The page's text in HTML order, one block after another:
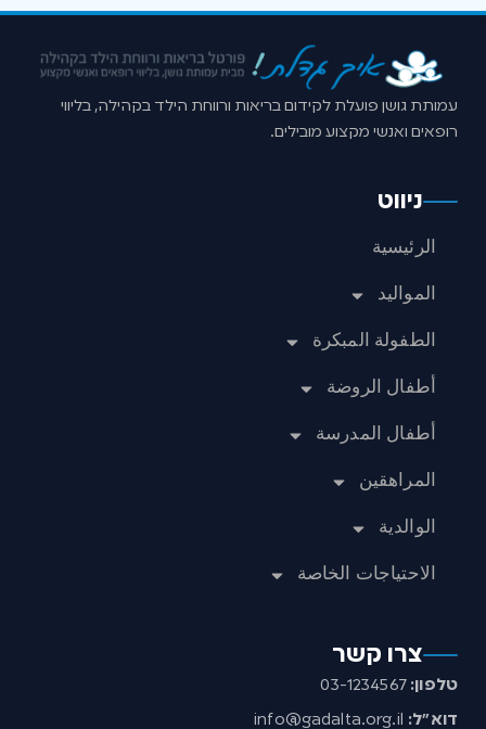
עמותת גושן פועלת לקידום בריאות ורווחת הילד בקהילה, בליווי
רופאים ואנשי מקצוע מובילים.
ניווט
الرئيسية
المواليد
الطفولة المبكرة
أطفال الروضة
أطفال المدرسة
المراهقين
الوالدية
الاحتياجات الخاصة
צרו קשר
טלפון: 03-1234567
דוא”ל: info@gadalta.org.il